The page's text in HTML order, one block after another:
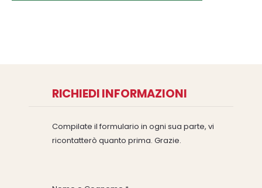
RICHIEDI INFORMAZIONI
Compilate il formulario in ogni sua parte, vi
ricontatterò quanto prima. Grazie.